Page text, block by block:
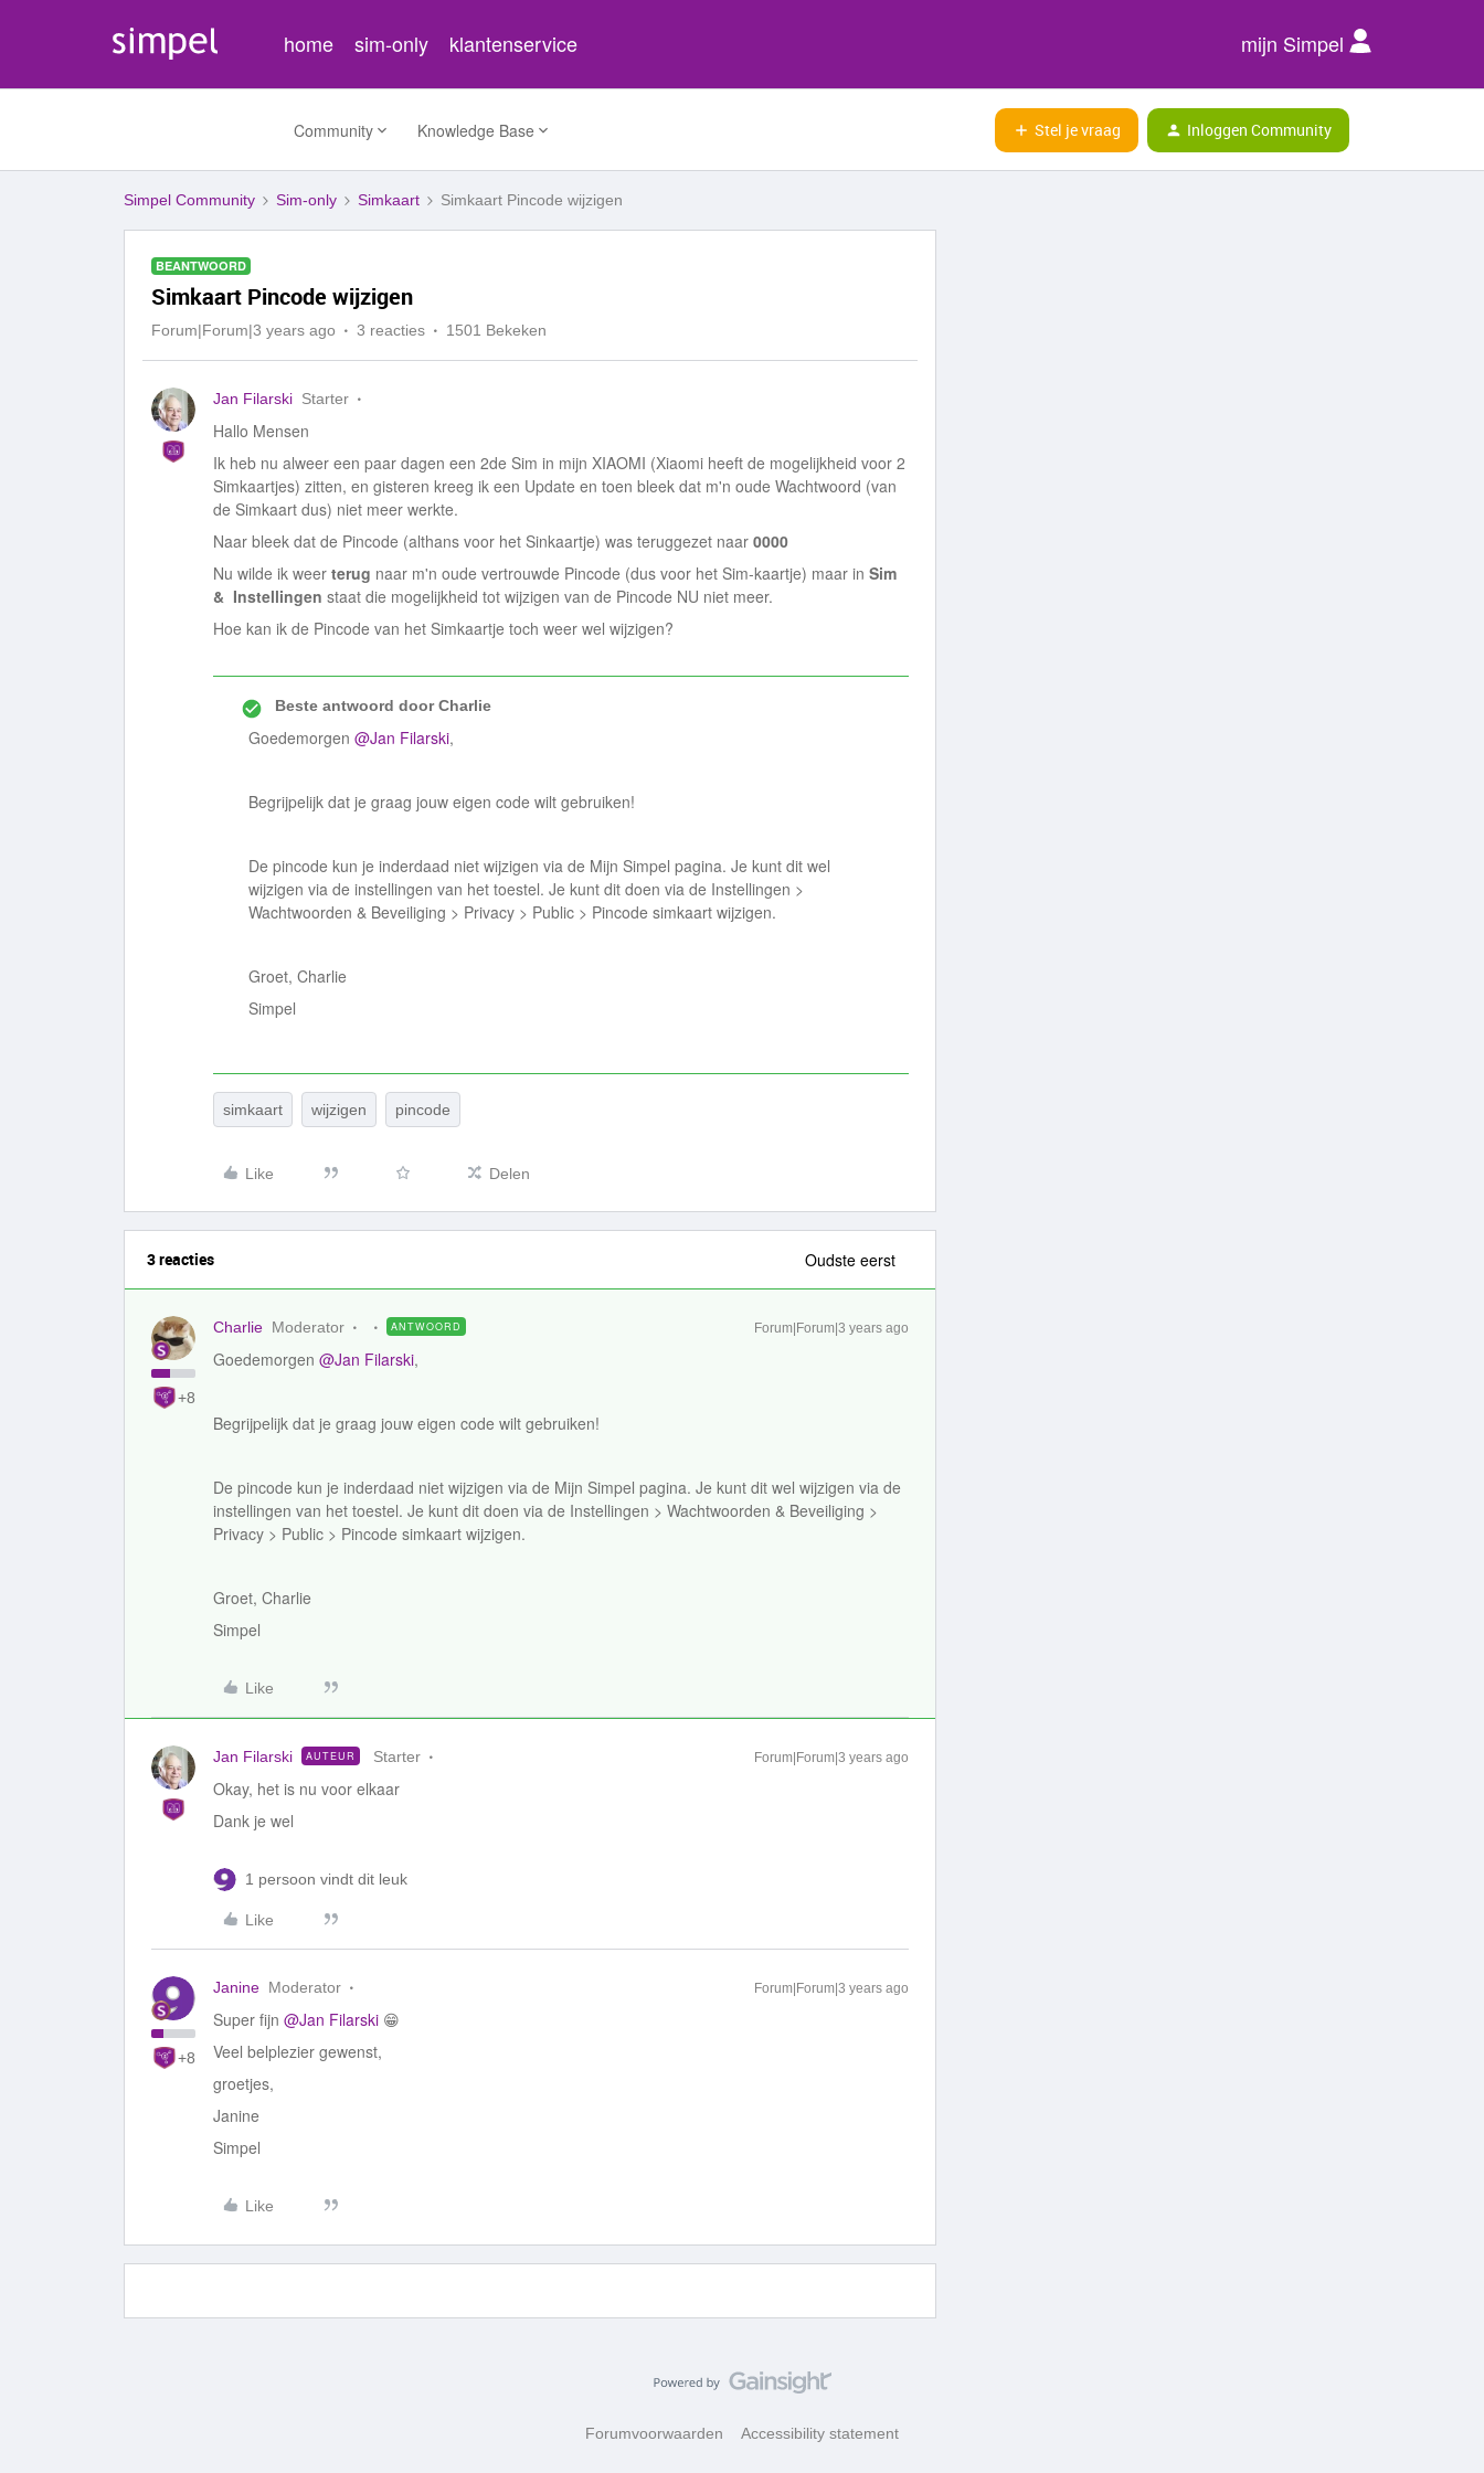
home sim-only klantenservice mijn Simpel
Community Knowledge Base Stel je vraag Inloggen Community
Simpel Community Sim-only Simkaart Simkaart Pincode wijzigen
BEANTWOORD
Simkaart Pincode wijzigen
Forum|Forum|3 years ago 3 reacties 1501 Bekeken
Jan Filarski Starter
Hallo Mensen
Ik heb nu alweer een paar dagen een 2de Sim in mijn XIAOMI (Xiaomi heeft de mogelijkheid voor 2
Simkaartjes) zitten, en gisteren kreeg ik een Update en toen bleek dat m'n oude Wachtwoord (van
de Simkaart dus) niet meer werkte.
Naar bleek dat de Pincode (althans voor het Sinkaartje) was teruggezet naar 0000
Nu wilde ik weer terug naar m'n oude vertrouwde Pincode (dus voor het Sim-kaartje) maar in Sim
& Instellingen staat die mogelijkheid tot wijzigen van de Pincode NU niet meer.
Hoe kan ik de Pincode van het Simkaartje toch weer wel wijzigen?
Beste antwoord doorCharlie
Goedemorgen @Jan Filarski,
Begrijpelijk dat je graag jouw eigen code wilt gebruiken!
De pincode kun je inderdaad niet wijzigen via de Mijn Simpel pagina. Je kunt dit wel
wijzigen via de instellingen van het toestel. Je kunt dit doen via de Instellingen >
Wachtwoorden & Beveiliging > Privacy > Public > Pincode simkaart wijzigen.
Groet, Charlie
Simpel
simkaart wijzigen pincode
Like Delen
3 reacties Oudste eerst
+8
Charlie Moderator ANTWOORD Forum|Forum|3 years ago
Goedemorgen @Jan Filarski,
Begrijpelijk dat je graag jouw eigen code wilt gebruiken!
De pincode kun je inderdaad niet wijzigen via de Mijn Simpel pagina. Je kunt dit wel wijzigen via de
instellingen van het toestel. Je kunt dit doen via de Instellingen > Wachtwoorden & Beveiliging >
Privacy > Public > Pincode simkaart wijzigen.
Groet, Charlie
Simpel
Like
Jan Filarski AUTEUR Starter Forum|Forum|3 years ago
Okay, het is nu voor elkaar
Dank je wel
1 persoon vindt dit leuk
Like
+8
Janine Moderator Forum|Forum|3 years ago
Super fijn @Jan Filarski 😁
Veel belplezier gewenst,
groetjes,
Janine
Simpel
Like
Forumvoorwaarden Accessibility statement